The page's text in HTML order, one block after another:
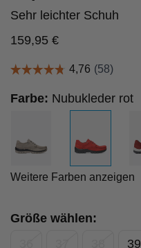
Sehr leichter Schuh
159,95 €
Farbe: Nubukleder rot
Weitere Farben anzeigen
Größe wählen:
39